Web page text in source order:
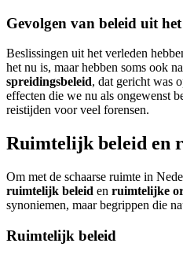
Gevolgen van beleid uit
Beslissingen uit het verleden
het nu is, maar hebben soms ook
spreidingsbeleid, dat gericht was
effecten die we nu als ongewenst
reistijden voor veel forensen.
Ruimtelijk beleid en
Om met de schaarse ruimte in
ruimtelijk beleid en ruimtelijke
synoniemen, maar begrippen die
Ruimtelijk beleid